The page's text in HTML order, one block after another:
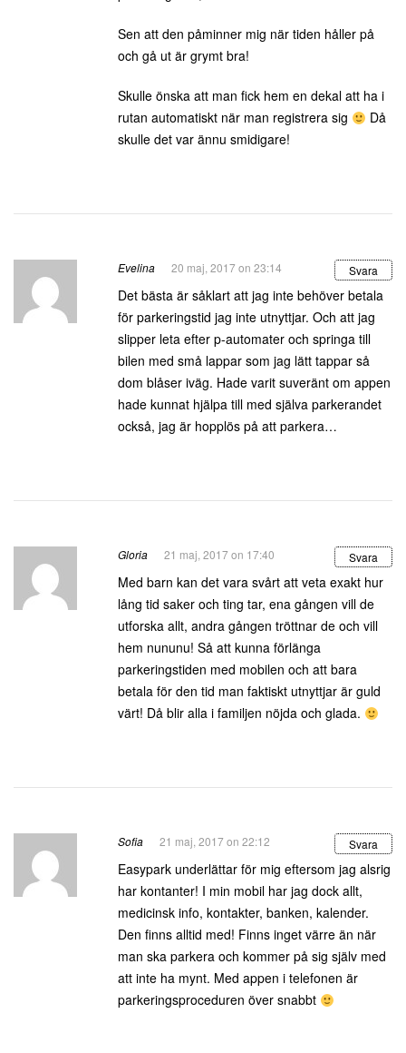
Sen att den påminner mig när tiden håller på
och gå ut är grymt bra!
Skulle önska att man fick hem en dekal att ha i
rutan automatiskt när man registrera sig
Då
skulle det var ännu smidigare!
Evelina 20 maj, 2017 on 23:14 Svara
Det bästa är såklart att jag inte behöver betala
för parkeringstid jag inte utnyttjar. Och att jag
slipper leta efter p-automater och springa till
bilen med små lappar som jag lätt tappar så
dom blåser iväg. Hade varit suveränt om appen
hade kunnat hjälpa till med själva parkerandet
också, jag är hopplös på att parkera…
Gloria 21 maj, 2017 on 17:40 Svara
Med barn kan det vara svårt att veta exakt hur
lång tid saker och ting tar, ena gången vill de
utforska allt, andra gången tröttnar de och vill
hem nununu! Så att kunna förlänga
parkeringstiden med mobilen och att bara
betala för den tid man faktiskt utnyttjar är guld
värt! Då blir alla i familjen nöjda och glada.
Sofia 21 maj, 2017 on 22:12 Svara
Easypark underlättar för mig eftersom jag alsrig
har kontanter! I min mobil har jag dock allt,
medicinsk info, kontakter, banken, kalender.
Den finns alltid med! Finns inget värre än när
man ska parkera och kommer på sig själv med
att inte ha mynt. Med appen i telefonen är
parkeringsproceduren över snabbt